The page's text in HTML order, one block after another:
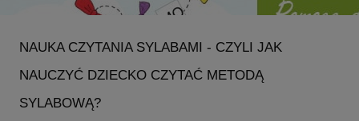
NAUKA CZYTANIA SYLABAMI - CZYLI JAK
NAUCZYĆ DZIECKO CZYTAĆ METODĄ
SYLABOWĄ?